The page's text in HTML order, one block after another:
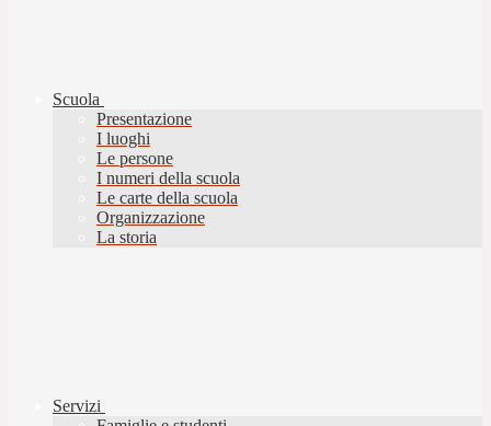
Scuola
Presentazione
I luoghi
Le persone
I numeri della scuola
Le carte della scuola
Organizzazione
La storia
Servizi